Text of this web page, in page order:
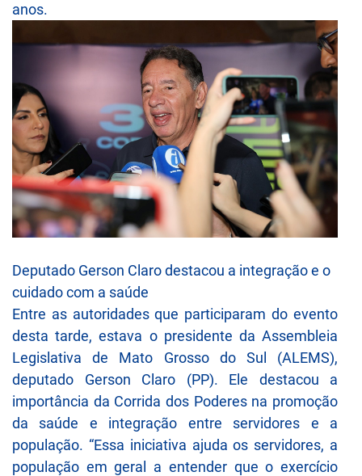
anos.
Deputado Gerson Claro destacou a integração e o
cuidado com a saúde
Entre as autoridades que participaram do evento
desta tarde, estava o presidente da Assembleia
Legislativa de Mato Grosso do Sul (ALEMS),
deputado Gerson Claro (PP). Ele destacou a
importância da Corrida dos Poderes na promoção
da saúde e integração entre servidores e a
população. “Essa iniciativa ajuda os servidores, a
população em geral a entender que o exercício